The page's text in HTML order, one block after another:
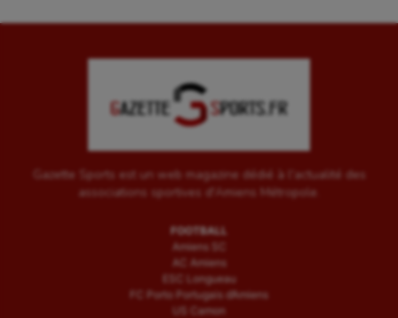
Gazette Sports est un web magazine dédié à l'actualité des
associations sportives d'Amiens Métropole.
FOOTBALL
Amiens SC
AC Amiens
ESC Longueau
FC Porto Portugais d’Amiens
US Camon